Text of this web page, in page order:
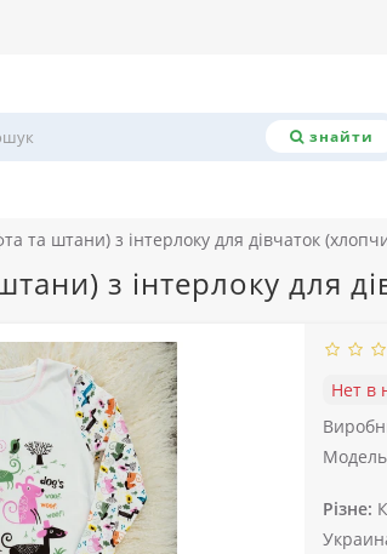
знайти
та штани) з інтерлоку для дівчаток
з інтерлоку для
Нет в
Різне: